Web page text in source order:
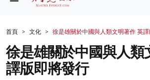
財經
生活
健康
首頁 文化 徐是雄關於中國與人類文明著作 英
徐是雄關於中國與人類
譯版即將發行